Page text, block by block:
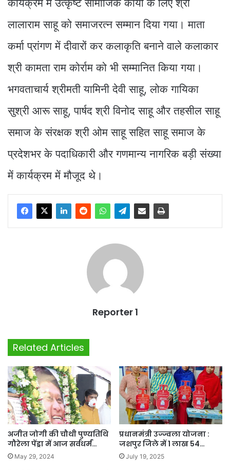
कार्यक्रम में उत्कृष्ट सामाजिक कार्यों के लिए श्री
लालाराम साहू को समाजरत्न सम्मान दिया गया। माता
कर्मा प्रांगण में दीवारों कर कलाकृति बनाने वाले कलाकार
श्री कामता राम कोर्राम को भी सम्मानित किया गया।
भगवताचार्य श्रीमती यामिनी देवी साहू, लोक गायिका
सुश्री आरू साहू, पार्षद श्री विनोद साहू और तहसील साहू
समाज के संरक्षक श्री ओम साहू सहित साहू समाज के
प्रदेशभर के पदाधिकारी और गणमान्य नागरिक बड़ी संख्या
में कार्यक्रम में मौजूद थे।
Reporter 1
Related Articles
अजीत जोगी की चौथी पुण्यतिथि
गौरेला पेंड्रा में आज सर्वधर्मं…
May 29, 2024
प्रधानमंत्री उज्ज्वला योजना :
जशपुर जिले में 1 लाख 54…
July 19, 2025